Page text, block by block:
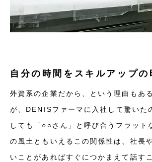
自分の時間をスキルアップの
外資系の企業だから、という理由もあ
が、DENISファーマに入社して驚いた
しても「○○さん」と呼び合うフラット
の風土ともいえるこの関係性は、社長
いことがあればすぐにつかまえて話す